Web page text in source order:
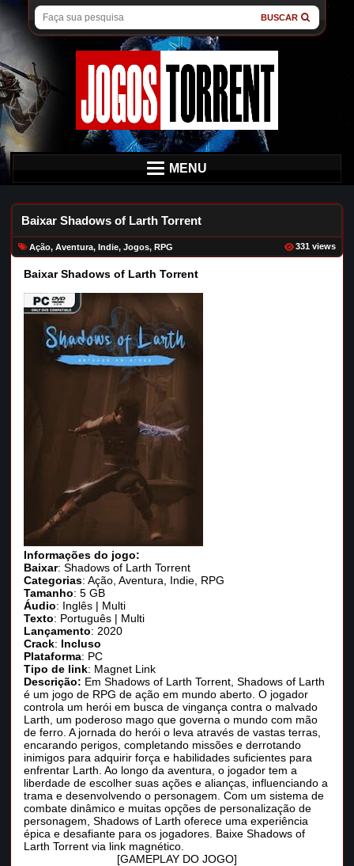
BUSCAR
MENU
Baixar Shadows of Larth Torrent
Ação,Aventura,Indie,Jogos,RPG 331 views
Baixar Shadows of Larth Torrent
Informações do jogo:
Baixar: Shadows of Larth Torrent
Categorias: Ação, Aventura, Indie, RPG
Tamanho: 5 GB
Áudio: Inglês | Multi
Texto: Português | Multi
Lançamento: 2020
Crack: Incluso
Plataforma: PC
Tipo de link: Magnet Link
Descrição: Em Shadows of Larth Torrent, Shadows of Larth
é um jogo de RPG de ação em mundo aberto. O jogador
controla um herói em busca de vingança contra o malvado
Larth, um poderoso mago que governa o mundo com mão
de ferro. A jornada do herói o leva através de vastas terras,
encarando perigos, completando missões e derrotando
inimigos para adquirir força e habilidades suficientes para
enfrentar Larth. Ao longo da aventura, o jogador tem a
liberdade de escolher suas ações e alianças, influenciando a
trama e desenvolvendo o personagem. Com um sistema de
combate dinâmico e muitas opções de personalização de
personagem, Shadows of Larth oferece uma experiência
épica e desafiante para os jogadores. Baixe Shadows of
Larth Torrent via link magnético.
[GAMEPLAY DO JOGO]